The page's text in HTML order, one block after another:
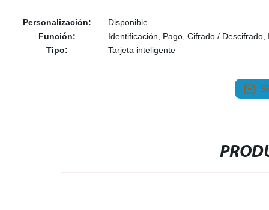
Personalización:
Disponible
Función:
Identificación, Pago, Cifrado / Descifrado,
Tipo:
Tarjeta inteligente